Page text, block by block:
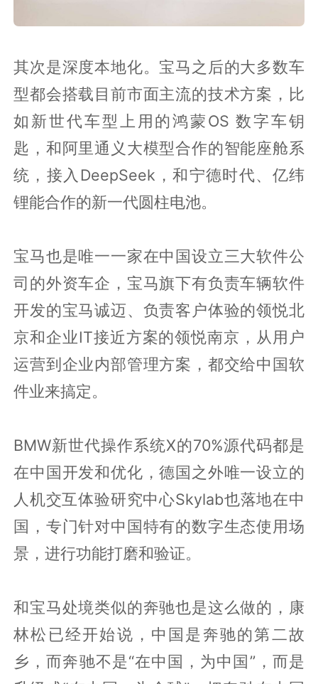
其次是深度本地化。宝马之后的大多数车
型都会搭载目前市面主流的技术方案，比
如新世代车型上用的鸿蒙OS 数字车钥
匙，和阿里通义大模型合作的智能座舱系
统，接入DeepSeek，和宁德时代、亿纬
锂能合作的新一代圆柱电池。
宝马也是唯一一家在中国设立三大软件公
司的外资车企，宝马旗下有负责车辆软件
开发的宝马诚迈、负责客户体验的领悦北
京和企业IT接近方案的领悦南京，从用户
运营到企业内部管理方案，都交给中国软
件业来搞定。
BMW新世代操作系统X的70%源代码都是
在中国开发和优化，德国之外唯一设立的
人机交互体验研究中心Skylab也落地在中
国，专门针对中国特有的数字生态使用场
景，进行功能打磨和验证。
和宝马处境类似的奔驰也是这么做的，康
林松已经开始说，中国是奔驰的第二故
乡，而奔驰不是“在中国，为中国”，而是